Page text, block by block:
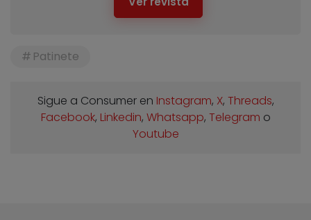
Patinete
Sigue a Consumer en Instagram, X, Threads,
Facebook, Linkedin, Whatsapp, Telegram o
Youtube